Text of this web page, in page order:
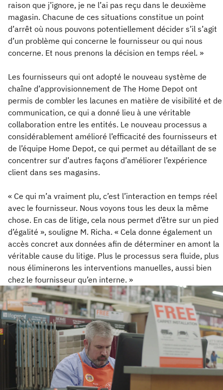
raison que j’ignore, je ne l’ai pas reçu dans le deuxième
magasin. Chacune de ces situations constitue un point
d’arrêt où nous pouvons potentiellement décider s’il s’agit
d’un problème qui concerne le fournisseur ou qui nous
concerne. Et nous prenons la décision en temps réel. »
Les fournisseurs qui ont adopté le nouveau système de
chaîne d’approvisionnement de The Home Depot ont
permis de combler les lacunes en matière de visibilité et de
communication, ce qui a donné lieu à une véritable
collaboration entre les entités. Le nouveau processus a
considérablement amélioré l’efficacité des fournisseurs et
de l’équipe Home Depot, ce qui permet au détaillant de se
concentrer sur d’autres façons d’améliorer l’expérience
client dans ses magasins.
« Ce qui m’a vraiment plu, c’est l’interaction en temps réel
avec le fournisseur. Nous voyons tous les deux la même
chose. En cas de litige, cela nous permet d’être sur un pied
d’égalité », souligne M. Richa. « Cela donne également un
accès concret aux données afin de déterminer en amont la
véritable cause du litige. Plus le processus sera fluide, plus
nous éliminerons les interventions manuelles, aussi bien
chez le fournisseur qu’en interne. »